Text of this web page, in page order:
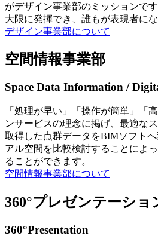
がデザイン事業部のミッションで
大限に発揮でき、誰もが表現者に
デザイン事業部について
空間情報事業部
Space Data Information /
「処理が早い」「操作が簡単」「
ンサービスの理念に掲げ、最適な
取得した点群データをBIMソフト
アル空間を比較検討することによ
ることができます。
空間情報事業部について
360°プレゼンテーショ
360°Presentation